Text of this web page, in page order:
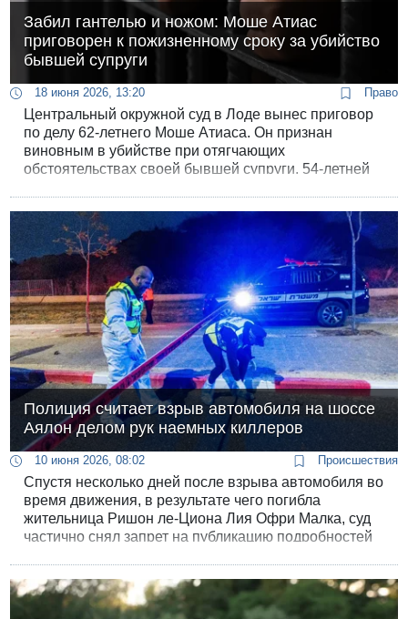
Забил гантелью и ножом: Моше Атиас
приговорен к пожизненному сроку за убийство
бывшей супруги
18 июня 2026, 13:20 Право
Центральный окружной суд в Лоде вынес приговор
по делу 62-летнего Моше Атиаса. Он признан
виновным в убийстве при отягчающих
обстоятельствах своей бывшей супруги, 54-летней
Полиция считает взрыв автомобиля на шоссе
Аялон делом рук наемных киллеров
10 июня 2026, 08:02 Происшествия
Спустя несколько дней после взрыва автомобиля во
время движения, в результате чего погибла
жительница Ришон ле-Циона Лия Офри Малка, суд
частично снял запрет на публикацию подробностей
погибшей, с которым она находилась в процессе
развода, 37-летний Хен Коэн.